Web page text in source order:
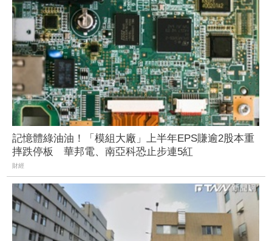
記憶體綠油油！「模組大廠」上半年EPS賺逾2股本重
摔跌停板 華邦電、南亞科恐止步連5紅
財經